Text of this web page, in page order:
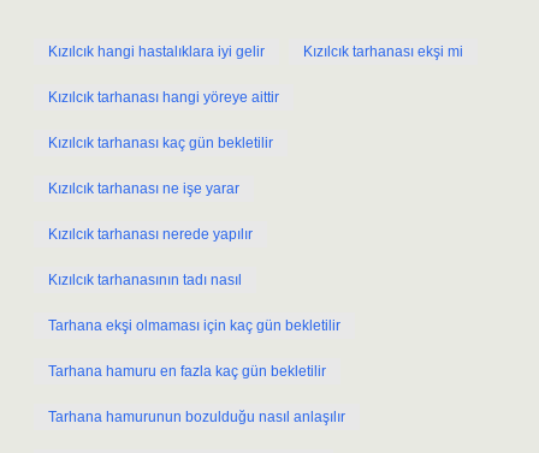
Kızılcık hangi hastalıklara iyi gelir Kızılcık tarhanası ekşi mi
Kızılcık tarhanası hangi yöreye aittir
Kızılcık tarhanası kaç gün bekletilir
Kızılcık tarhanası ne işe yarar
Kızılcık tarhanası nerede yapılır
Kızılcık tarhanasının tadı nasıl
Tarhana ekşi olmaması için kaç gün bekletilir
Tarhana hamuru en fazla kaç gün bekletilir
Tarhana hamurunun bozulduğu nasıl anlaşılır